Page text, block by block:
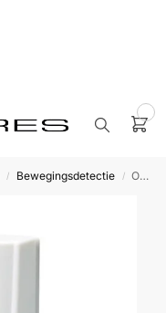
/ Bewegingsdetectie / Optex FMX-DST dual-tech PIR binnendetector